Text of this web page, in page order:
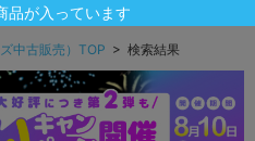
品が入っています
中古販売）TOP > 検索結果